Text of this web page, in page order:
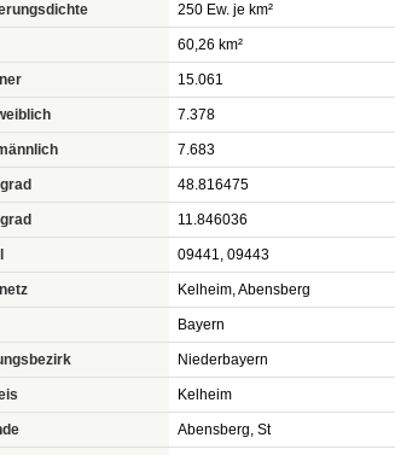
250 Ew. je km²
60,26 km²
15.061
7.378
7.683
48.816475
11.846036
09441, 09443
Kelheim, Abensberg
Bayern
Niederbayern
Kelheim
Abensberg, St